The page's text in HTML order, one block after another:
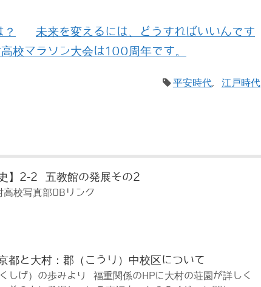
未来を変えるには、どうすればいいんです
高校マラソン大会は100周年です。
平安時代, 江戸時代
史】2-2 五教館の発展その2
校写真部OBリンク
都と大村：郡（こうり）中校区について
しげ）の歩みより 福重関係のHPに大村の荘園が詳しく